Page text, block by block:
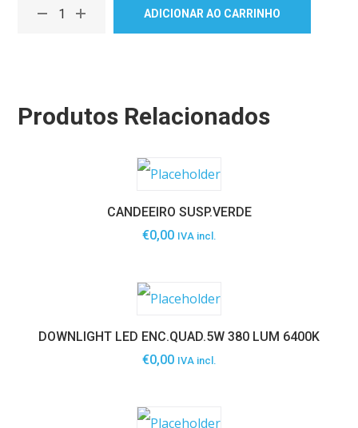
ADICIONAR AO CARRINHO
Produtos Relacionados
CANDEEIRO SUSP.VERDE
€0,00 IVA incl.
DOWNLIGHT LED ENC.QUAD.5W 380 LUM 6400K
€0,00 IVA incl.